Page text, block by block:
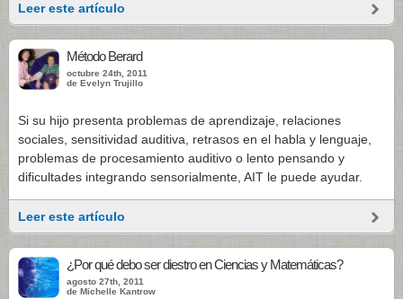
Leer este artículo
Método Berard
octubre 24th, 2011
de Evelyn Trujillo
Si su hijo presenta problemas de aprendizaje, relaciones
sociales, sensitividad auditiva, retrasos en el habla y lenguaje,
problemas de procesamiento auditivo o lento pensando y
dificultades integrando sensorialmente, AIT le puede ayudar.
Leer este artículo
¿Por qué debo ser diestro en Ciencias y Matemáticas?
agosto 27th, 2011
de Michelle Kantrow